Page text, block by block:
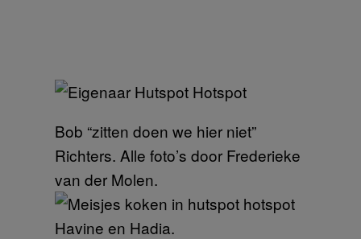
Bob “zitten doen we hier niet”
Richters. Alle foto’s door Frederieke
van der Molen.
Havine en Hadia.